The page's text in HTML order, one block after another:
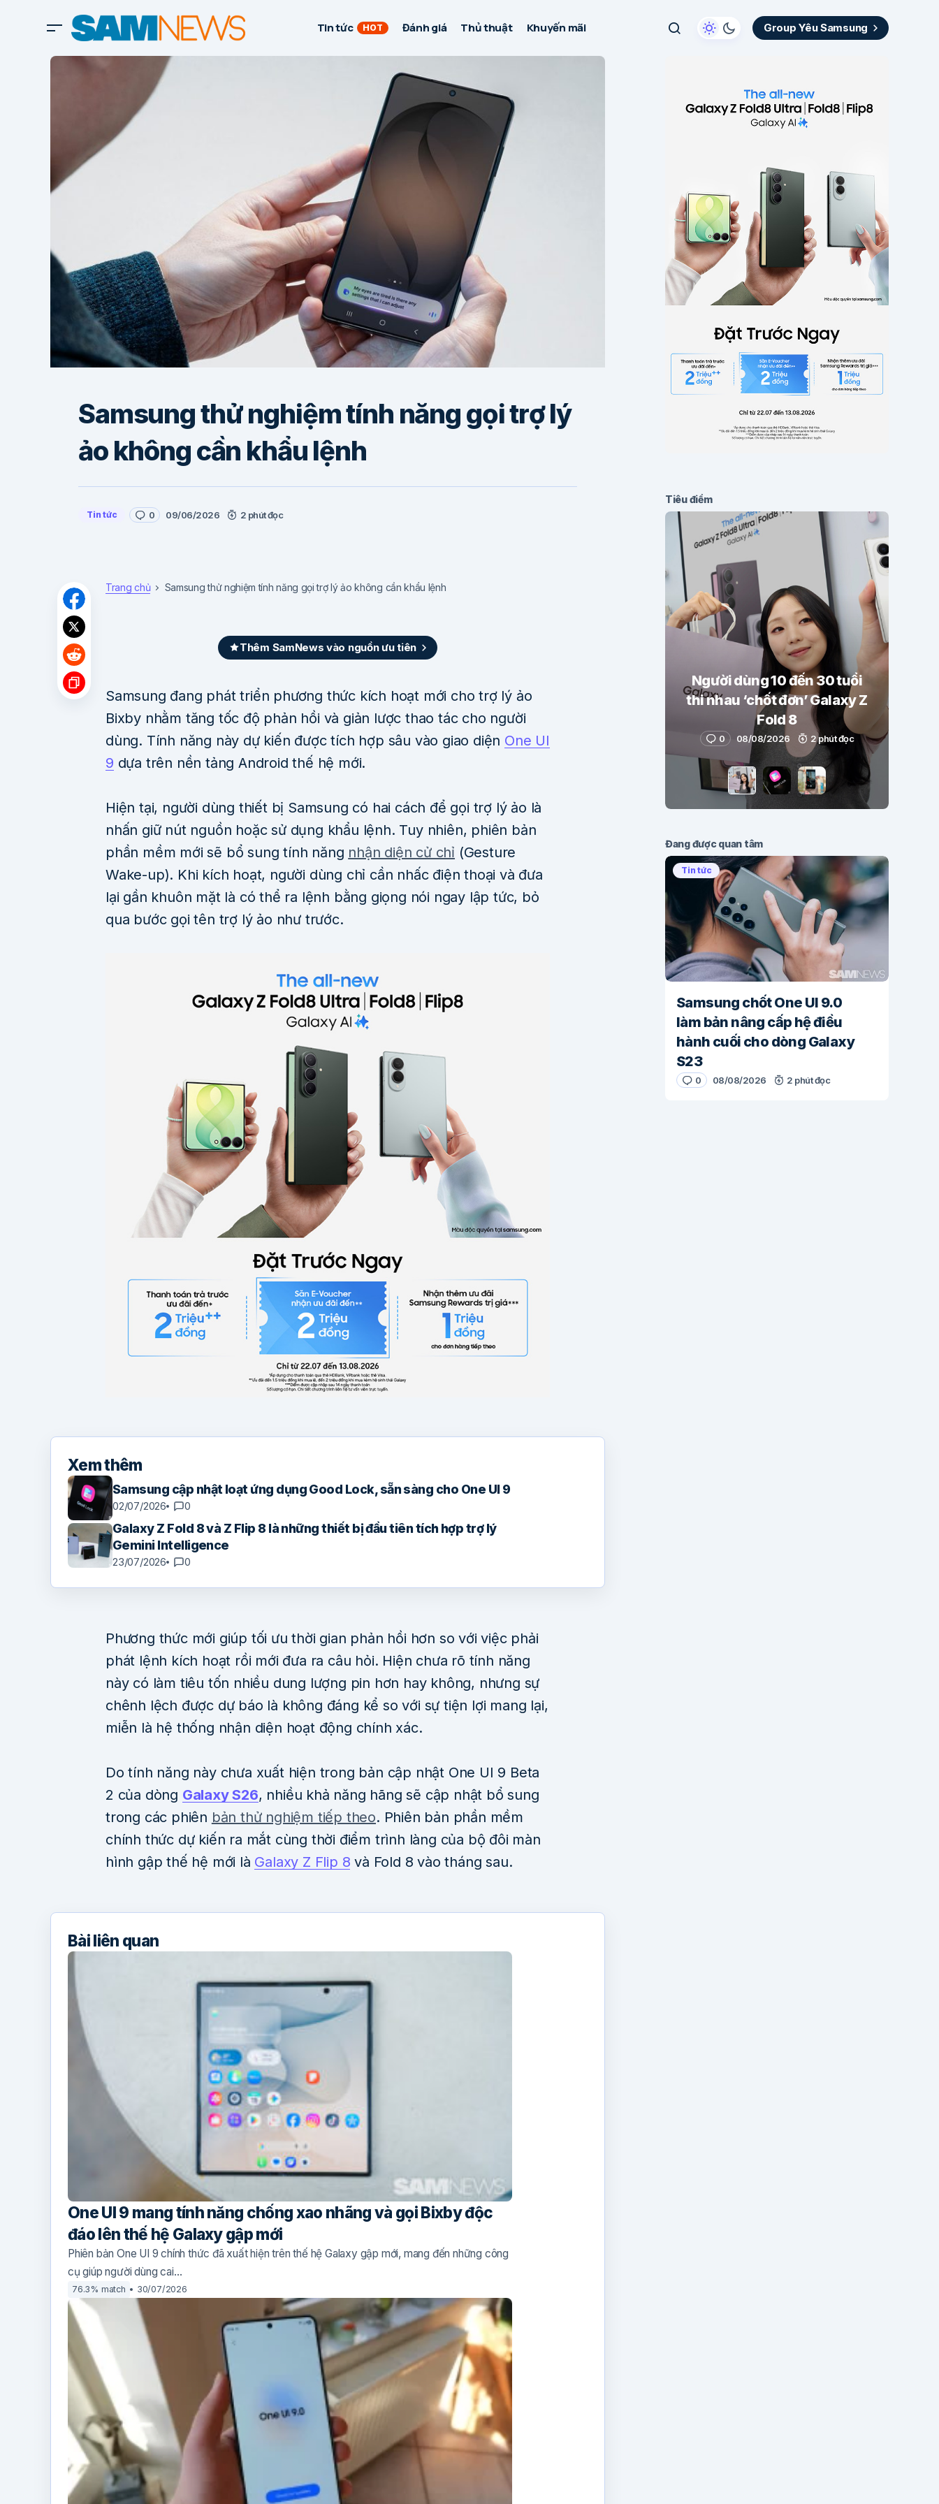
Tin tức HOT Đánh giá Thủ thuật Khuyến mãi Group Yêu Samsung
Samsung thử nghiệm tính năng gọi trợ lý
ảo không cần khẩu lệnh
Tin tức 0 09/06/2026 2 phút đọc
Trang chủ Samsung thử nghiệm tính năng gọi trợ lý ảo không cần khẩu lệnh
Thêm SamNews vào nguồn ưu tiên
Samsung đang phát triển phương thức kích hoạt mới cho trợ lý ảo
Bixby nhằm tăng tốc độ phản hồi và giản lược thao tác cho người
dùng. Tính năng này dự kiến được tích hợp sâu vào giao diện One UI
9 dựa trên nền tảng Android thế hệ mới.
Hiện tại, người dùng thiết bị Samsung có hai cách để gọi trợ lý ảo là
nhấn giữ nút nguồn hoặc sử dụng khẩu lệnh. Tuy nhiên, phiên bản
phần mềm mới sẽ bổ sung tính năng nhận diện cử chỉ (Gesture
Wake-up). Khi kích hoạt, người dùng chỉ cần nhấc điện thoại và đưa
lại gần khuôn mặt là có thể ra lệnh bằng giọng nói ngay lập tức, bỏ
qua bước gọi tên trợ lý ảo như trước.
Xem thêm
Samsung cập nhật loạt ứng dụng Good Lock, sẵn sàng cho One UI 9
02/07/2026 0
Galaxy Z Fold 8 và Z Flip 8 là những thiết bị đầu tiên tích hợp trợ lý
Gemini Intelligence
23/07/2026 0
Phương thức mới giúp tối ưu thời gian phản hồi hơn so với việc phải
phát lệnh kích hoạt rồi mới đưa ra câu hỏi. Hiện chưa rõ tính năng
này có làm tiêu tốn nhiều dung lượng pin hơn hay không, nhưng sự
chênh lệch được dự báo là không đáng kể so với sự tiện lợi mang lại,
miễn là hệ thống nhận diện hoạt động chính xác.
Do tính năng này chưa xuất hiện trong bản cập nhật One UI 9 Beta
2 của dòng Galaxy S26, nhiều khả năng hãng sẽ cập nhật bổ sung
trong các phiên bản thử nghiệm tiếp theo. Phiên bản phần mềm
chính thức dự kiến ra mắt cùng thời điểm trình làng của bộ đôi màn
hình gập thế hệ mới là Galaxy Z Flip 8 và Fold 8 vào tháng sau.
Bài liên quan
One UI 9 mang tính năng chống xao nhãng và gọi Bixby độc
đáo lên thế hệ Galaxy gập mới
Phiên bản One UI 9 chính thức đã xuất hiện trên thế hệ Galaxy gập mới, mang đến những công
cụ giúp người dùng cai…
76.3% match 30/07/2026
Tiêu điểm
Người dùng 10 đến 30 tuổi
thi nhau ‘chốt đơn’ Galaxy Z
Fold 8
0 08/08/2026 2 phút đọc
Đang được quan tâm
Tin tức
Samsung chốt One UI 9.0
làm bản nâng cấp hệ điều
hành cuối cho dòng Galaxy
S23
0 08/08/2026 2 phút đọc